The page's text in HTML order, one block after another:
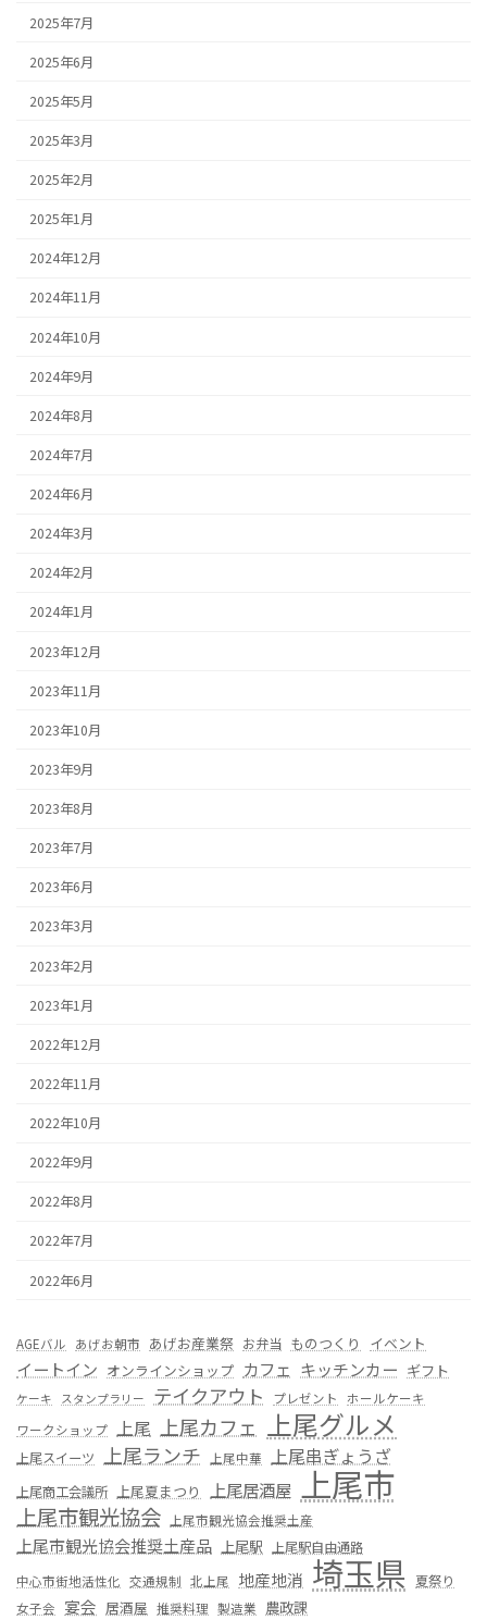
2025年7月
2025年6月
2025年5月
2025年3月
2025年2月
2025年1月
2024年12月
2024年11月
2024年10月
2024年9月
2024年8月
2024年7月
2024年6月
2024年3月
2024年2月
2024年1月
2023年12月
2023年11月
2023年10月
2023年9月
2023年8月
2023年7月
2023年6月
2023年3月
2023年2月
2023年1月
2022年12月
2022年11月
2022年10月
2022年9月
2022年8月
2022年7月
2022年6月
AGEバル あげお朝市 あげお産業祭 お弁当 ものつくり イベント
イートイン オンラインショップ カフェ キッチンカー ギフト
ケーキ スタンプラリー テイクアウト プレゼント
ホールケーキ
ワークショップ 上尾 上尾カフェ 上尾グルメ
上尾スイーツ 上尾ランチ 上尾中華 上尾串ぎょうざ
上尾商工会議所 上尾夏まつり 上尾居酒屋 上尾市
上尾市観光協会 上尾市観光協会推奨土産
上尾市観光協会推奨土産品 上尾駅 上尾駅自由通路
中心市街地活性化 交通規制 北上尾 地産地消 埼玉県 夏祭り
女子会 宴会 居酒屋 推奨料理 製造業 農政課